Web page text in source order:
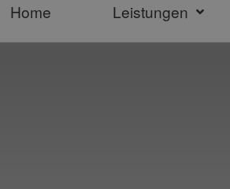
Home Leistungen